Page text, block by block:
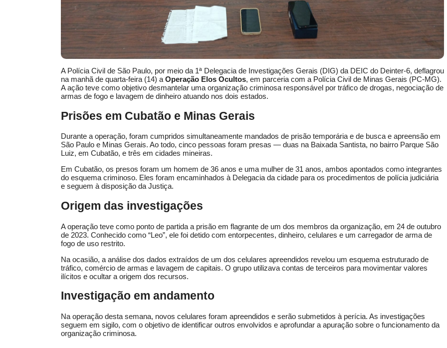
A Polícia Civil de São Paulo, por meio da 1ª Delegacia de Investigações Gerais (DIG) da DEIC do Deinter-6, deflagrou
na manhã de quarta-feira (14) a Operação Elos Ocultos, em parceria com a Polícia Civil de Minas Gerais (PC-MG).
A ação teve como objetivo desmantelar uma organização criminosa responsável por tráfico de drogas, negociação de
armas de fogo e lavagem de dinheiro atuando nos dois estados.
Prisões em Cubatão e Minas Gerais
Durante a operação, foram cumpridos simultaneamente mandados de prisão temporária e de busca e apreensão em
São Paulo e Minas Gerais. Ao todo, cinco pessoas foram presas — duas na Baixada Santista, no bairro Parque São
Luiz, em Cubatão, e três em cidades mineiras.
Em Cubatão, os presos foram um homem de 36 anos e uma mulher de 31 anos, ambos apontados como integrantes
do esquema criminoso. Eles foram encaminhados à Delegacia da cidade para os procedimentos de polícia judiciária
e seguem à disposição da Justiça.
Origem das investigações
A operação teve como ponto de partida a prisão em flagrante de um dos membros da organização, em 24 de outubro
de 2023. Conhecido como “Leo”, ele foi detido com entorpecentes, dinheiro, celulares e um carregador de arma de
fogo de uso restrito.
Na ocasião, a análise dos dados extraídos de um dos celulares apreendidos revelou um esquema estruturado de
tráfico, comércio de armas e lavagem de capitais. O grupo utilizava contas de terceiros para movimentar valores
ilícitos e ocultar a origem dos recursos.
Investigação em andamento
Na operação desta semana, novos celulares foram apreendidos e serão submetidos à perícia. As investigações
seguem em sigilo, com o objetivo de identificar outros envolvidos e aprofundar a apuração sobre o funcionamento da
organização criminosa.